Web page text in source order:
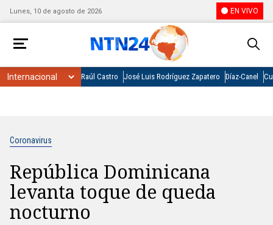
Lunes, 10 de agosto de 2026 EN VIVO
Raúl Castro José Luis Rodríguez Zapatero Díaz-Canel
Coronavirus
República Dominicana
levanta toque de queda
nocturno